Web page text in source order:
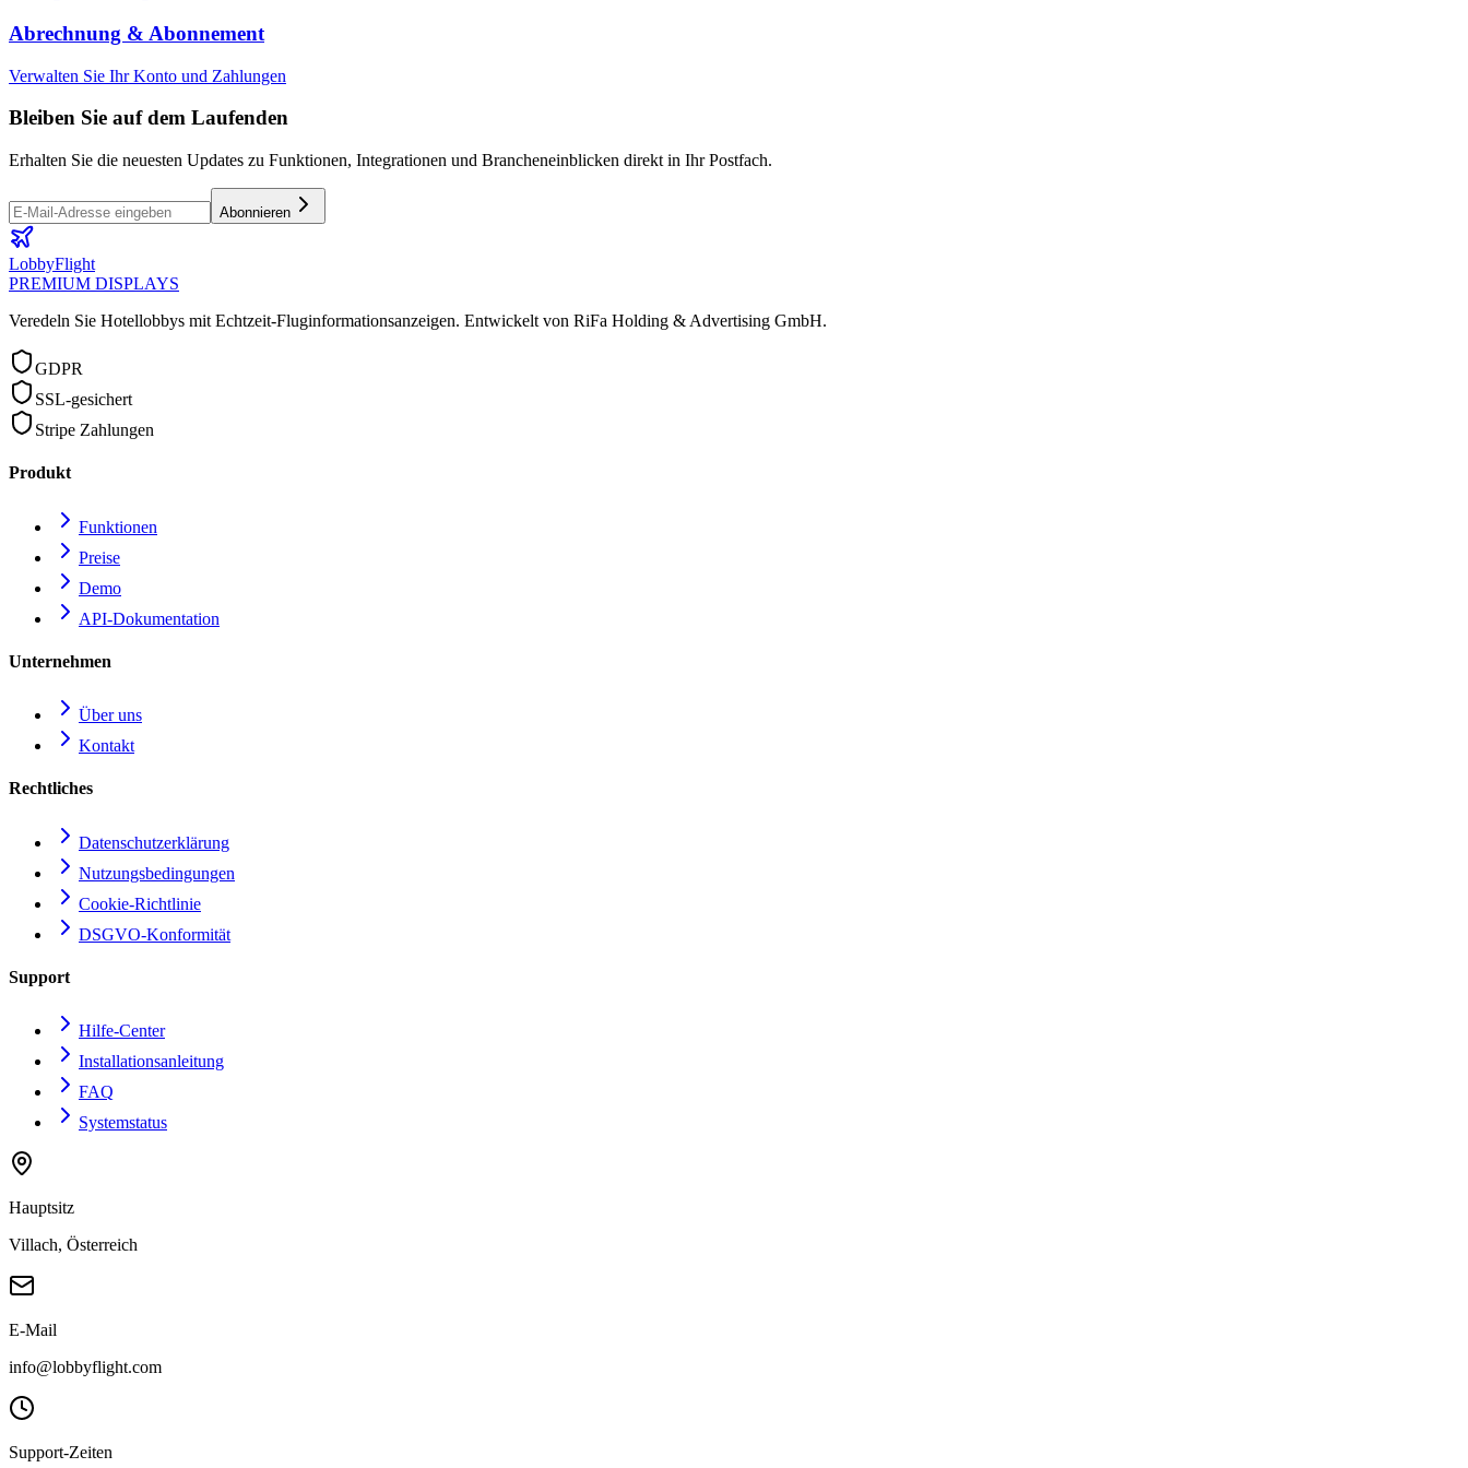
Abrechnung & Abonnement
Verwalten Sie Ihr Konto und Zahlungen
Bleiben Sie auf dem Laufenden
Erhalten Sie die neuesten Updates zu Funktionen, Integrationen und Brancheneinblicken direkt in Ihr Postfach.
Abonnieren
LobbyFlight
PREMIUM DISPLAYS
Veredeln Sie Hotellobbys mit Echtzeit-Fluginformationsanzeigen. Entwickelt von RiFa Holding & Advertising GmbH.
GDPR
SSL-gesichert
Stripe Zahlungen
Produkt
Funktionen
Preise
Demo
API-Dokumentation
Unternehmen
Über uns
Kontakt
Rechtliches
Datenschutzerklärung
Nutzungsbedingungen
Cookie-Richtlinie
DSGVO-Konformität
Support
Hilfe-Center
Installationsanleitung
FAQ
Systemstatus
Hauptsitz
Villach, Österreich
E-Mail
info@lobbyflight.com
Support-Zeiten